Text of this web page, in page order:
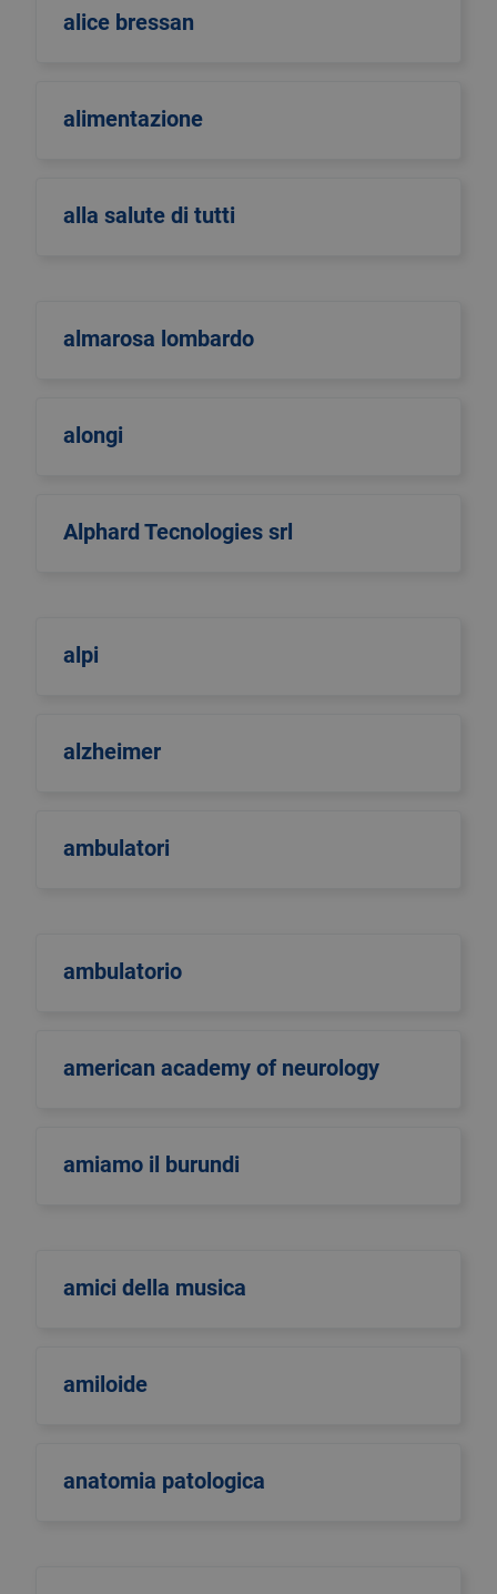
alice bressan
alimentazione
alla salute di tutti
almarosa lombardo
alongi
Alphard Tecnologies srl
alpi
alzheimer
ambulatori
ambulatorio
american academy of neurology
amiamo il burundi
amici della musica
amiloide
anatomia patologica